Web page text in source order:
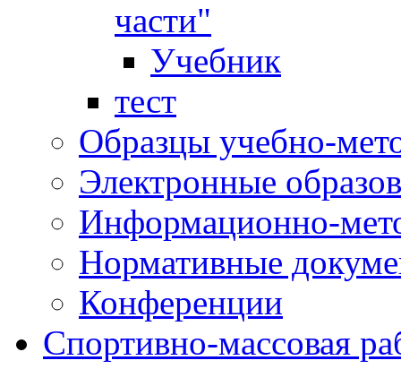
части"
Учебник
тест
Образцы учебно-
Электронные
Информационно-
Нормативные
Конференции
Спортивно-массовая